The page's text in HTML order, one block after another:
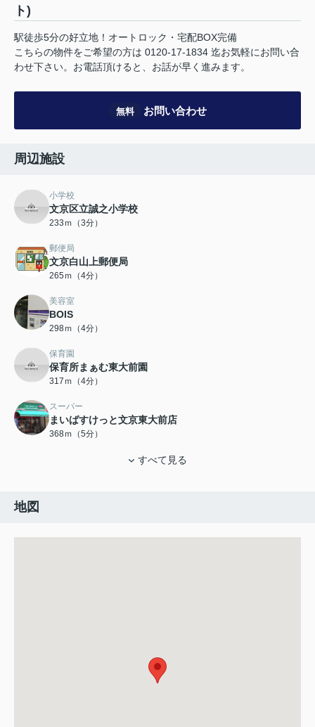
ト)
駅徒歩5分の好立地！オートロック・宅配BOX完備
こちらの物件をご希望の方は 0120-17-1834 迄お気軽にお問い合
わせ下さい。お電話頂けると、お話が早く進みます。
無料 お問い合わせ
周辺施設
小学校
文京区立誠之小学校
233ｍ（3分）
郵便局
文京白山上郵便局
265ｍ（4分）
美容室
BOIS
298ｍ（4分）
保育園
保育所まぁむ東大前園
317ｍ（4分）
スーパー
まいばすけっと文京東大前店
368ｍ（5分）
すべて見る
地図